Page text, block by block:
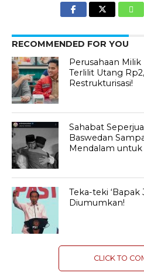
RECOMMENDED FOR YOU
Perusahaan
Terlilit Utang
Restrukturisasi!
Sahabat
Baswedan
Mendalam untuk
Teka-teki ‘Bapak
Diumumkan!
CLICK TO